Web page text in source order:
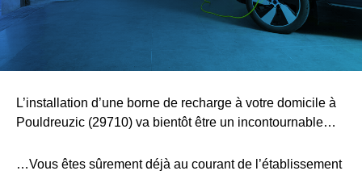
L’installation d’une borne de recharge à votre domicile à
Pouldreuzic (29710) va bientôt être un incontournable…
…Vous êtes sûrement déjà au courant de l’établissement